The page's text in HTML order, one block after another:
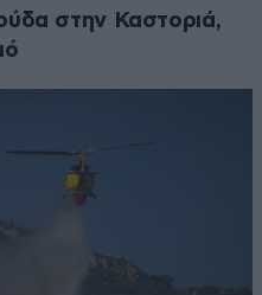
στην Καστοριά,